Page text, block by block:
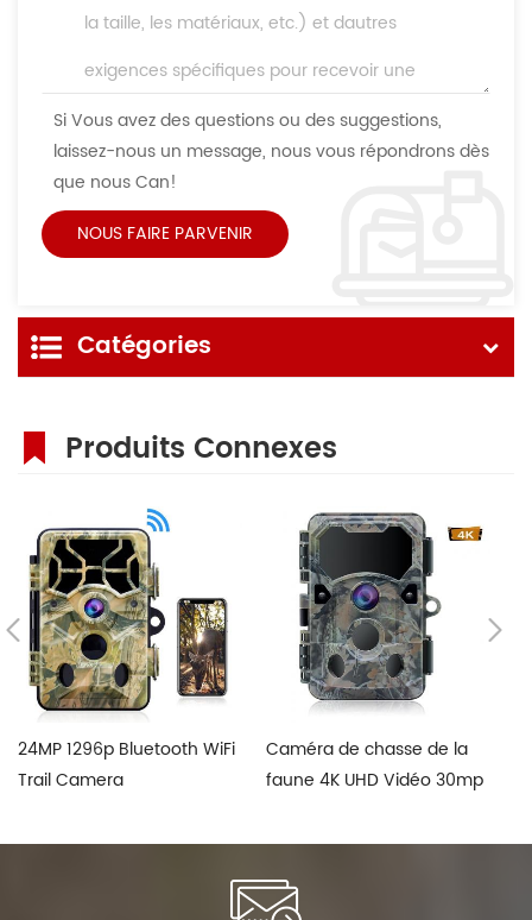
Si Vous avez des questions ou des suggestions,
laissez-nous un message, nous vous répondrons dès
que nous Can!
Catégories
Produits Connexes
24MP 1296p Bluetooth WiFi
Trail Camera
Caméra de chasse de la
faune 4K UHD Vidéo 30mp